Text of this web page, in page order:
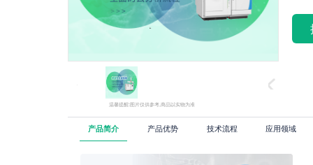
温馨提醒:图片仅供参考,商品以实物为准
产品简介 产品优势 技术流程 应用领域